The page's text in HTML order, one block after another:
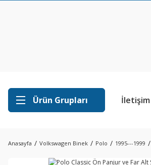
Ürün Grupları İletişim
Anasayfa Volkswagen Binek Polo 1995---1999